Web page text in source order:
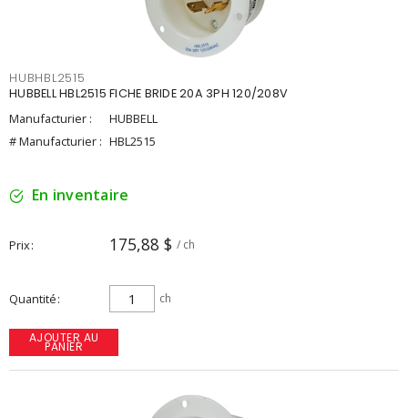
HUBHBL2515
HUBBELL HBL2515 FICHE BRIDE 20A 3PH 120/208V
Manufacturier :
HUBBELL
# Manufacturier : HBL2515
En inventaire
Prix 175,88 $ / ch
Quantité ch
AJOUTER AU
PANIER